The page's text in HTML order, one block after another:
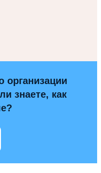
организации
знаете, как